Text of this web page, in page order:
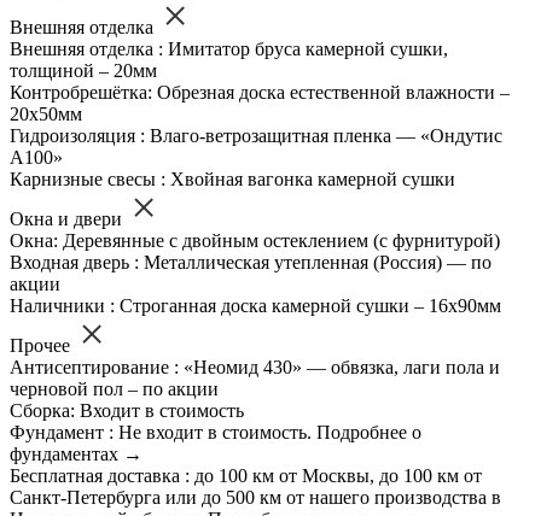
Внешняя отделка
Внешняя отделка : Имитатор бруса камерной сушки,
толщиной – 20мм
Контробрешётка: Обрезная доска естественной влажности –
20х50мм
Гидроизоляция : Влаго-ветрозащитная пленка — «Ондутис
А100»
Карнизные свесы : Хвойная вагонка камерной сушки
Окна и двери
Окна: Деревянные с двойным остеклением (с фурнитурой)
Входная дверь : Металлическая утепленная (Россия) — по
акции
Наличники : Строганная доска камерной сушки – 16х90мм
Прочее
Антисептирование : «Неомид 430» — обвязка, лаги пола и
черновой пол – по акции
Сборка: Входит в стоимость
Фундамент : Не входит в стоимость. Подробнее о
фундаментах →
Бесплатная доставка : до 100 км от Москвы, до 100 км от
Санкт-Петербурга или до 500 км от нашего производства в